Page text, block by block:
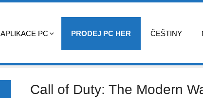
APLIKACE PC PRODEJ PC HER ČEŠTINY
Call of Duty: The Modern